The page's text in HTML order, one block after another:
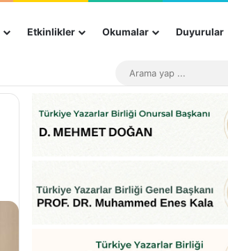
Etkinlikler Okumalar Duyurular